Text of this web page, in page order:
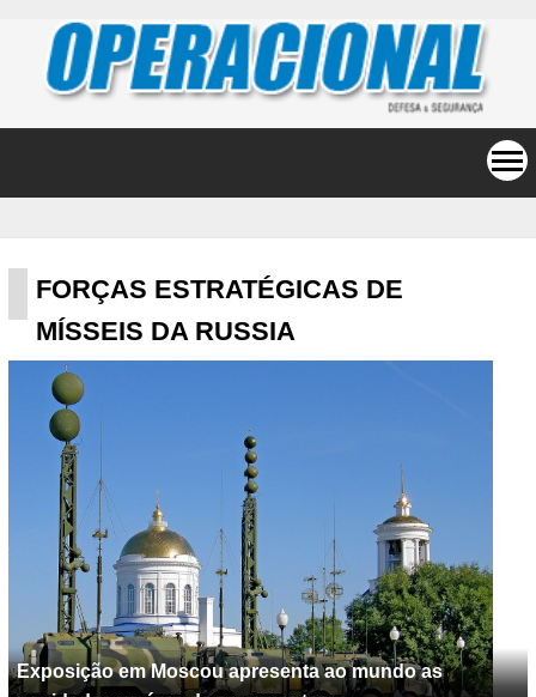
FORÇAS ESTRATÉGICAS DE
MÍSSEIS DA RUSSIA
Exposição em Moscou apresenta ao mundo as